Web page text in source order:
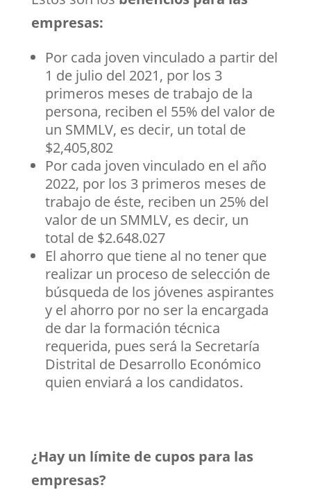
empresas:
Por cada joven vinculado a partir del
1 de julio del 2021, por los 3
primeros meses de trabajo de la
persona, reciben el 55% del valor de
un SMMLV, es decir, un total de
$2,405,802
Por cada joven vinculado en el año
2022, por los 3 primeros meses de
trabajo de éste, reciben un 25% del
valor de un SMMLV, es decir, un
total de $2.648.027
El ahorro que tiene al no tener que
realizar un proceso de selección de
búsqueda de los jóvenes aspirantes
y el ahorro por no ser la encargada
de dar la formación técnica
requerida, pues será la Secretaría
Distrital de Desarrollo Económico
quien enviará a los candidatos.
¿Hay un límite de cupos para las
empresas?